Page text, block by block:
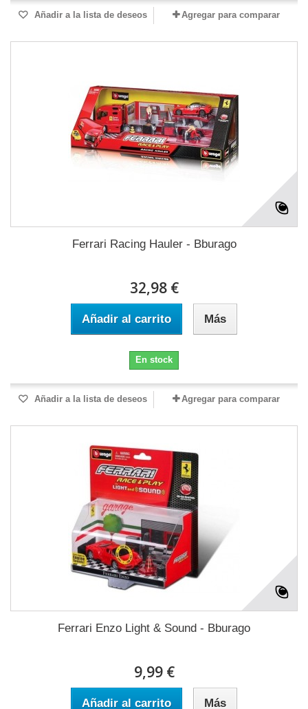
Añadir a la lista de deseos Agregar para comparar
Ferrari Racing Hauler - Bburago
32,98 €
Añadir al carrito Más
En stock
Añadir a la lista de deseos Agregar para comparar
Ferrari Enzo Light & Sound - Bburago
9,99 €
Añadir al carrito Más